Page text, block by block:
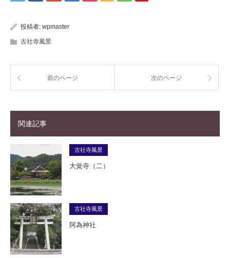
投稿者: wpmaster
古社寺風景
前のページ 次のページ
関連記事
古社寺風景
大覚寺（二）
古社寺風景
阿為神社